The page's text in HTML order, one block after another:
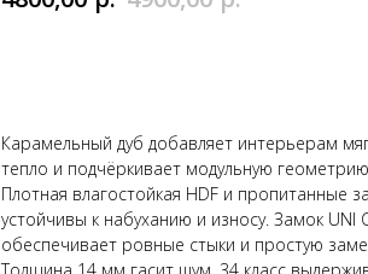
Карамельный дуб добавляет интерьерам
тепло и подчёркивает модульную
Плотная влагостойкая HDF и пропитанные
устойчивы к набуханию и износу. Замок UNI
обеспечивает ровные стыки и простую
Толщина 14 мм гасит шум, 34 класс